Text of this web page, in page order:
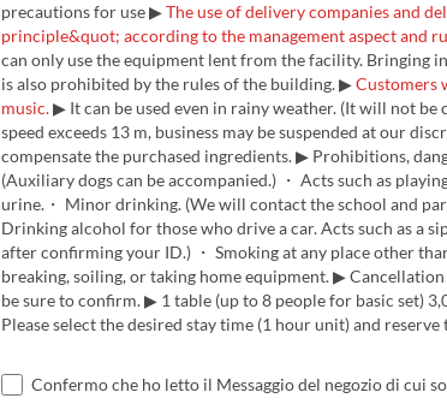
precautions for use ▶The use of delivery companies and
principle&quot; according to the management aspect and
can only use the equipment lent from the facility. Bringing
is also prohibited by the rules of the building. ▶Customers
music.▶ It can be used even in rainy weather. (It will not
speed exceeds 13 m, business may be suspended at our
compensate the purchased ingredients. ▶ Prohibitions,
(Auxiliary dogs can be accompanied.) ・ Acts such as
urine.・ Minor drinking. (We will contact the school and
Drinking alcohol for those who drive a car. Acts such as a
after confirming your ID.) ・ Smoking at any place other
breaking, soiling, or taking home equipment. ▶
be sure to confirm. ▶ 1 table (up to 8 people for basic set)
Please select the desired stay time (1 hour unit) and reserve
Confermo che ho letto il Messaggio del negozio di cui